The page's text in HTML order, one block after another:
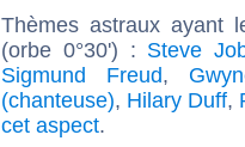
Thèmes astraux ayant
(orbe 0°30') : Steve
Sigmund Freud,
(chanteuse), Hilary Duff,
cet aspect.